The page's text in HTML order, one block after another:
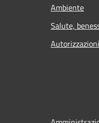
Ambiente
Salute,
Autorizzazioni